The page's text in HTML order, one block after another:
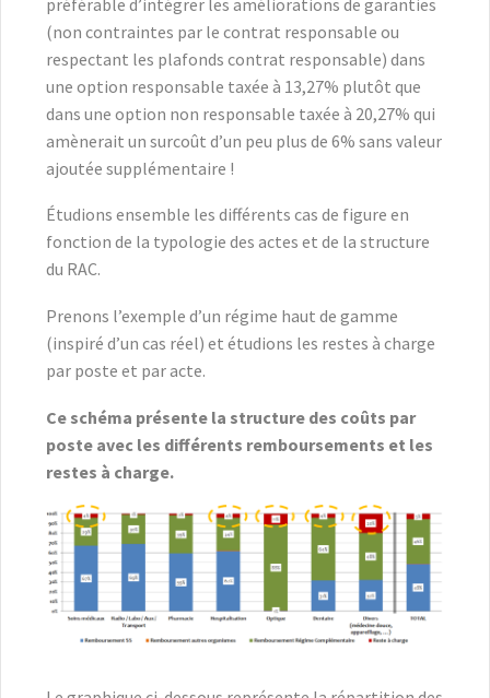
(non contraintes par le contrat responsable ou
respectant les plafonds contrat responsable) dans
une option responsable taxée à 13,27% plutôt que
dans une option non responsable taxée à 20,27% qui
amènerait un surcoût d’un peu plus de 6% sans valeur
ajoutée supplémentaire !
Étudions ensemble les différents cas de figure en
fonction de la typologie des actes et de la structure
du RAC.
Prenons l’exemple d’un régime haut de gamme
(inspiré d’un cas réel) et étudions les restes à charge
par poste et par acte.
Ce schéma présente la structure des coûts par
poste avec les différents remboursements et les
restes à charge.